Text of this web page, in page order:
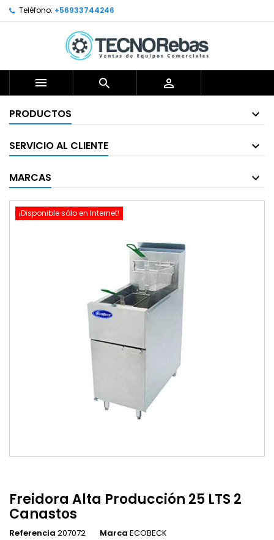
Teléfono: +56933744246
  
PRODUCTOS
SERVICIO AL CLIENTE
MARCAS
¡Disponible sólo en Internet!
Freidora Alta Producción 25 LTS 2
Canastos
Referencia 207072 Marca ECOBECK